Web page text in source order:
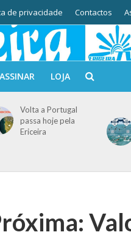
de privacidade Contactos
ASSINAR LOJA
Volta a Portugal
passa hoje pela
Ericeira